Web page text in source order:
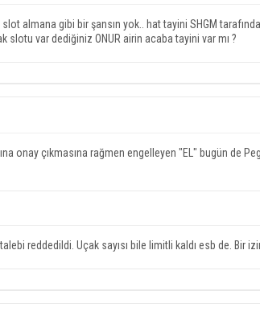
almana gibi bir şansın yok.. hat tayini SHGM
var dediğiniz ONUR airin acaba tayini var mı ?
onay çıkmasına rağmen engelleyen "EL" bugün de
reddedildi. Uçak sayısı bile limitli kaldı esb de. Bir